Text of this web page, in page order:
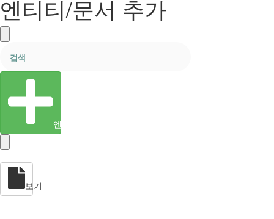
엔티티/문서 추가
엔티티 생성
보기